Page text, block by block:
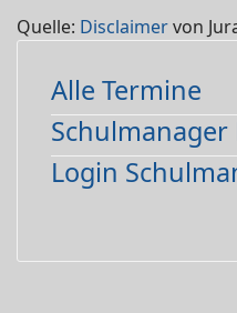
Quelle: Disclaimervon
Alle Termine
Schulmanager
Login